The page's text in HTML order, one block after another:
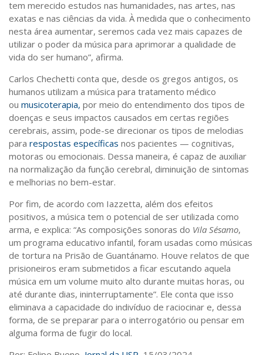
tem merecido estudos nas humanidades, nas artes, nas
exatas e nas ciências da vida. À medida que o conhecimento
nesta área aumentar, seremos cada vez mais capazes de
utilizar o poder da música para aprimorar a qualidade de
vida do ser humano”, afirma.
Carlos Chechetti conta que, desde os gregos antigos, os
humanos utilizam a música para tratamento médico
ou musicoterapia, por meio do entendimento dos tipos de
doenças e seus impactos causados em certas regiões
cerebrais, assim, pode-se direcionar os tipos de melodias
para respostas específicas nos pacientes — cognitivas,
motoras ou emocionais. Dessa maneira, é capaz de auxiliar
na normalização da função cerebral, diminuição de sintomas
e melhorias no bem-estar.
Por fim, de acordo com Iazzetta, além dos efeitos
positivos, a música tem o potencial de ser utilizada como
arma, e explica: “As composições sonoras do Vila Sésamo,
um programa educativo infantil, foram usadas como músicas
de tortura na Prisão de Guantánamo. Houve relatos de que
prisioneiros eram submetidos a ficar escutando aquela
música em um volume muito alto durante muitas horas, ou
até durante dias, ininterruptamente”. Ele conta que isso
eliminava a capacidade do indivíduo de raciocinar e, dessa
forma, de se preparar para o interrogatório ou pensar em
alguma forma de fugir do local.